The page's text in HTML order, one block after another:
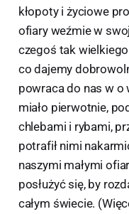
kłopoty i życiowe
ofiary weźmie w
czegoś tak
co dajemy
powraca do nas w o
miało pierwotnie,
chlebami i rybami,
potrafił nimi
naszymi małymi
posłużyć się, by
całym świecie.